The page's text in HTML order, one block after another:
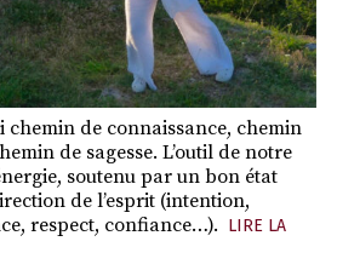
chemin de connaissance, chemin
de sagesse. L’outil de notre
soutenu par un bon état
de l’esprit (intention,
respect, confiance…). LIRE LA